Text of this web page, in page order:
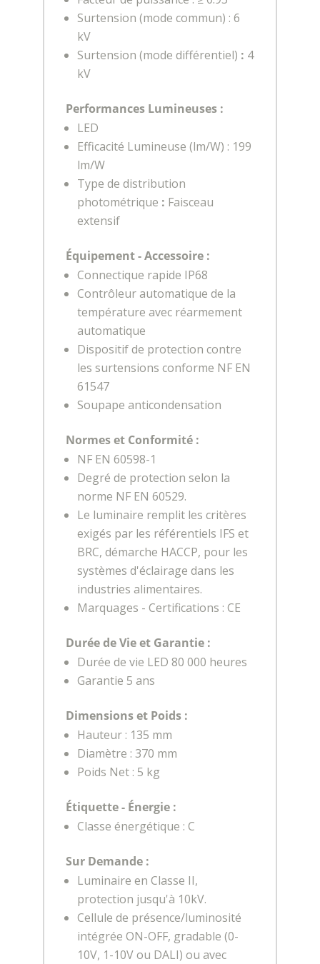
Surtension (mode commun) : 6
kV
Surtension (mode différentiel) : 4
kV
Performances Lumineuses :
LED
Efficacité Lumineuse (lm/W) : 199
lm/W
Type de distribution
photométrique : Faisceau
extensif
Équipement - Accessoire :
Connectique rapide IP68
Contrôleur automatique de la
température avec réarmement
automatique
Dispositif de protection contre
les surtensions conforme NF EN
61547
Soupape anticondensation
Normes et Conformité :
NF EN 60598-1
Degré de protection selon la
norme NF EN 60529.
Le luminaire remplit les critères
exigés par les référentiels IFS et
BRC, démarche HACCP, pour les
systèmes d'éclairage dans les
industries alimentaires.
Marquages - Certifications : CE
Durée de Vie et Garantie :
Durée de vie LED 80 000 heures
Garantie 5 ans
Dimensions et Poids :
Hauteur : 135 mm
Diamètre : 370 mm
Poids Net : 5 kg
Étiquette - Énergie :
Classe énergétique : C
Sur Demande :
Luminaire en Classe II,
protection jusqu'à 10kV.
Cellule de présence/luminosité
intégrée ON-OFF, gradable (0-
10V, 1-10V ou DALI) ou avec